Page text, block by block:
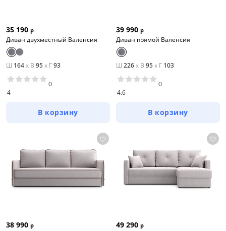
35 190 р
Диван двухместный Валенсия
Ш 164x В 95x Г93
4
0
В корзину
39 990 р
Диван прямой Валенсия
Ш 226x В 95x Г 103
4.6
0
В корзину
38 990 р 49 290 р